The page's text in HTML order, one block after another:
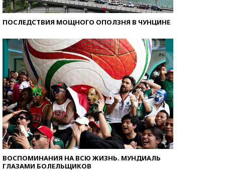
ПОСЛЕДСТВИЯ МОЩНОГО ОПОЛЗНЯ В ЧУНЦИНЕ
ВОСПОМИНАНИЯ НА ВСЮ ЖИЗНЬ. МУНДИАЛЬ
ГЛАЗАМИ БОЛЕЛЬЩИКОВ